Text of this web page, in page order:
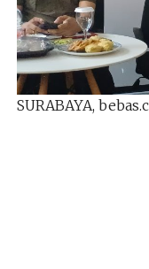
SURABAYA,